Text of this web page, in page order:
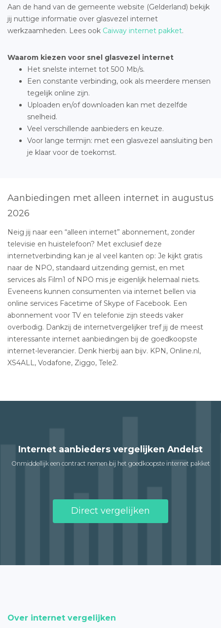
Aan de hand van de gemeente website (Gelderland) bekijk
jij nuttige informatie over glasvezel internet
werkzaamheden. Lees ook Caiway internet pakket.
Waarom kiezen voor snel glasvezel internet
Het snelste internet tot 500 Mb/s.
Een constante verbinding, ook als meerdere mensen
tegelijk online zijn.
Uploaden en/of downloaden kan met dezelfde
snelheid.
Veel verschillende aanbieders en keuze.
Voor lange termijn: met een glasvezel aansluiting ben
je klaar voor de toekomst.
Aanbiedingen met alleen internet in augustus
2026
Neig jij naar een “alleen internet” abonnement, zonder
televisie en huistelefoon? Met exclusief deze
internetverbinding kan je al veel kanten op: Je kijkt gratis
naar de NPO, standaard uitzending gemist, en met
services als Film1 of NPO mis je eigenlijk helemaal niets.
Eveneens kunnen consumenten via internet bellen via
online services Facetime of Skype of Facebook. Een
abonnement voor TV en telefonie zijn steeds vaker
overbodig. Dankzij de internetvergelijker tref jij de meest
interessante internet aanbiedingen bij de goedkoopste
internet-leverancier. Denk hierbij aan bijv. KPN, Online.nl,
XS4ALL, Vodafone, Ziggo, Tele2.
Internet aanbieders vergelijken Andelst
Onmiddellijk een contract nemen bij het goedkoopste internet pakket
Direct vergelijken
Over internet vergelijken